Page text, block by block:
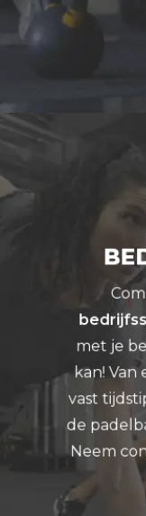
met je
kan!
vast
de
Neem